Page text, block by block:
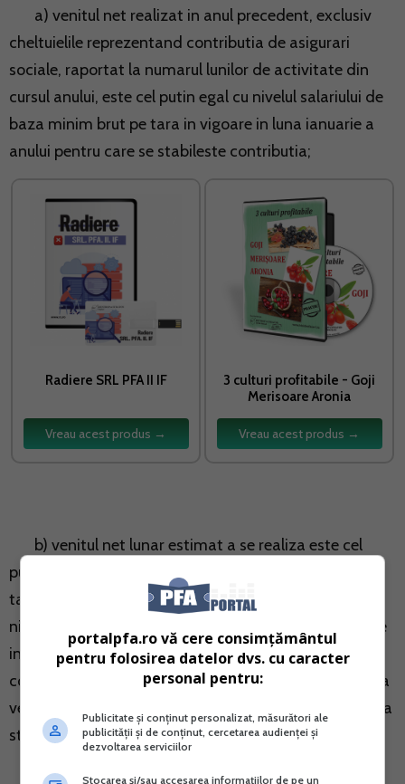
a) venitul net realizat in anul precedent, exclusiv
cheltuielile reprezentand contributia de asigurari
sociale, raportat la numarul lunilor de activitate din
cursul anului, este cel putin egal cu nivelul salariului de
baza minim brut pe tara in vigoare in luna ianuarie a
anului pentru care se stabileste contributia;
Radiere SRL PFA II IF
Vreau acest produs →
3 culturi profitabile - Goji
Merisoare Aronia
Vreau acest produs →
b) venitul net lunar estimat a se realiza este cel
putin egal cu nivelul salariului de baza minim brut pe
tara in vigoare in luna in care isi incep activitatea sau
nivelul salariului de baza minim brut pe tara in vigoare
in luna ianuarie a anului pentru care se stabileste
contributia, in cazul celor care trec de la determinarea
venitului net anual pe baza normelor anuale de venit la
stabilirea venitului net anual;
portalpfa.ro vă cere consimțământul
pentru folosirea datelor dvs. cu caracter
personal pentru:
Publicitate și conținut personalizat, măsurători ale
publicității și de conținut, cercetarea audienței și
dezvoltarea serviciilor
Stocarea și/sau accesarea informațiilor de pe un